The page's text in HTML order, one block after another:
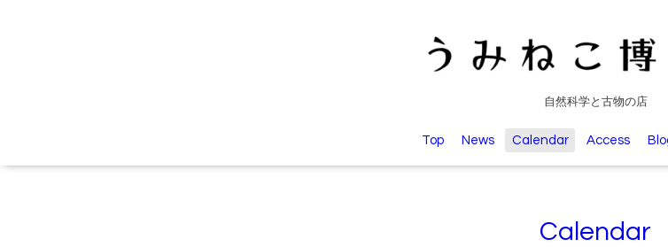
自然科学と古物の店
Top News Calendar Access
Calendar